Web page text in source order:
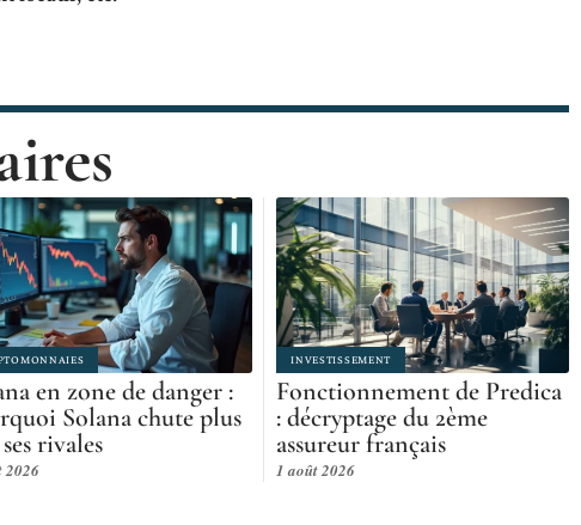
en zone de danger :
Solana chute plus
rivales
2026
INVESTISSEMENT
Fonctionnement de Predica
: décryptage du 2ème
assureur français
1 août 2026